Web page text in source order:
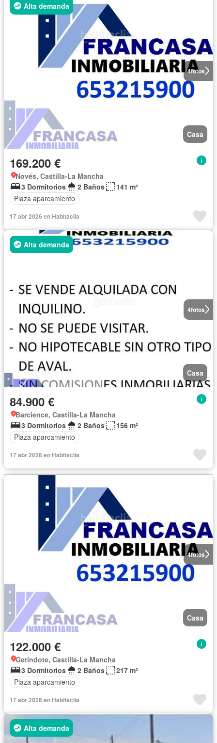
4fotos
Alta demanda
Casa
169.200 €
Novés, Castilla-La Mancha
3 Dormitorios
2 Baños
141 m²
Plaza aparcamiento
17 abr 2026 en Habitaclia
4fotos
Alta demanda
Casa
84.900 €
Barcience, Castilla-La Mancha
3 Dormitorios
2 Baños
156 m²
Plaza aparcamiento
17 abr 2026 en Habitaclia
4fotos
Casa
122.000 €
Gerindote, Castilla-La Mancha
3 Dormitorios
2 Baños
217 m²
Plaza aparcamiento
17 abr 2026 en Habitaclia
Alta demanda